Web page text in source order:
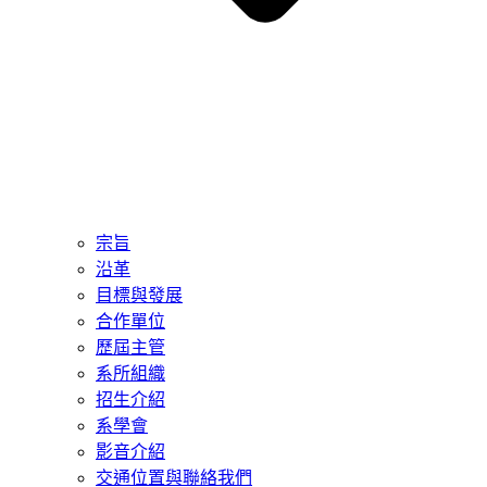
宗旨
沿革
目標與發展
合作單位
歷屆主管
系所組織
招生介紹
系學會
影音介紹
交通位置與聯絡我們